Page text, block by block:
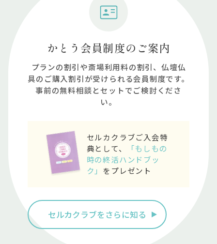
かとう会員制度のご案内
プランの割引や斎場利⽤料の割引、仏壇仏
具のご購⼊割引が受けられる会員制度です。
事前の無料相談とセットでご検討くださ
い。
セルカクラブご入会特
典として、
「もしもの
時の終活ハンドブッ
ク」 をプレゼント
セルカクラブをさらに知る